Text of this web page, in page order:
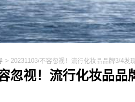
> 20231103/不容忽视！流行化妆品品牌​3/4发
忽视！流行化妆品